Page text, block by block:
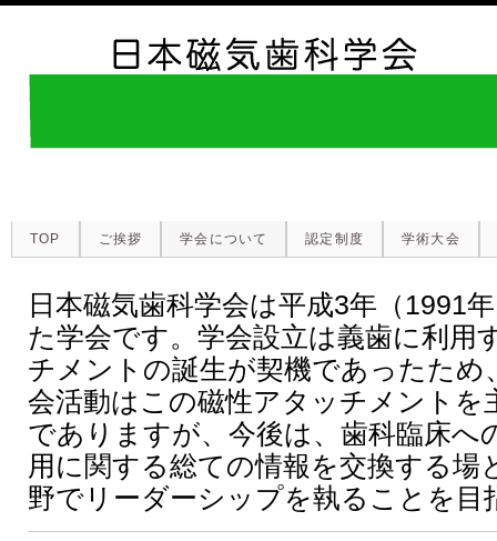
TOP ご挨拶 学会について 認定制度 学術大会
日本磁気歯科学会は平成3年（1991
た学会です。学会設立は義歯に利用
チメントの誕生が契機であったため
会活動はこの磁性アタッチメントを
でありますが、今後は、歯科臨床へ
用に関する総ての情報を交換する場
野でリーダーシップを執ることを目